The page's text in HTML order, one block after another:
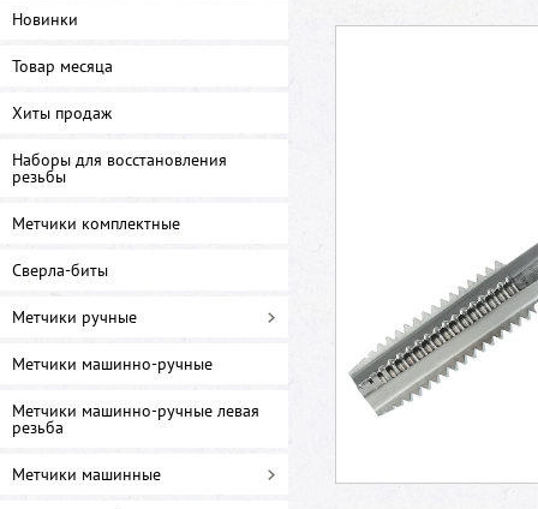
Новинки
Товар месяца
Хиты продаж
Наборы для восстановления
резьбы
Метчики комплектные
Сверла-биты
Метчики ручные
Метчики машинно-ручные
Метчики машинно-ручные левая
резьба
Метчики машинные